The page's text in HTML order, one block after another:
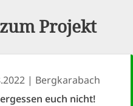
Projekt
Bergkarabach
euch nicht!